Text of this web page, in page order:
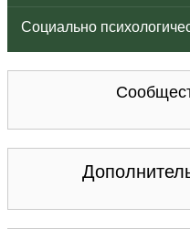
Социально